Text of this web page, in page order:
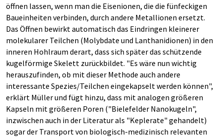
öffnen lassen, wenn man die Eisenionen, die die fünfeckigen
Baueinheiten verbinden, durch andere Metallionen ersetzt.
Das Öffnen bewirkt automatisch das Eindringen kleinerer
molekularer Teilchen (Molybdate und Lanthanidionen) in den
inneren Hohlraum derart, dass sich später das schützende
kugelförmige Skelett zurückbildet. "Es wäre nun wichtig
herauszufinden, ob mit dieser Methode auch andere
interessante Spezies/Teilchen eingekapselt werden können",
erklärt Müller und fügt hinzu, dass mit analogen größeren
Kapseln mit größeren Poren ("Bielefelder Nanokugeln",
inzwischen auch in der Literatur als "Keplerate" gehandelt)
sogar der Transport von biologisch-medizinisch relevanten